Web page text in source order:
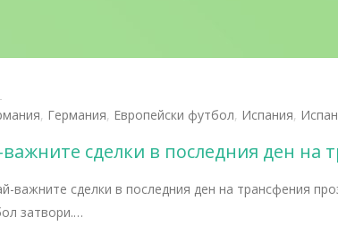
-
, Германия, Европейски футбол, Испания,
сделки в последния ден на
важните сделки в последния ден на трансфения
затвори.…